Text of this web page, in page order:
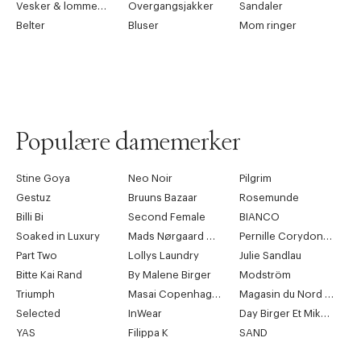
Vesker & lommebøker
Overgangsjakker
Sandaler
Belter
Bluser Mom ringer
Populære damemerker
Stine Goya Neo Noir
Pilgrim
Gestuz
Bruuns Bazaar
Rosemunde
Billi Bi
Second Female
BIANCO
Soaked in Luxury
Mads Nørgaard Copenhagen
Pernille Corydon Jewellery
Part Two
Lollys Laundry
Julie Sandlau
Bitte Kai Rand
By Malene Birger
Modström
Triumph
Masai Copenhagen
Magasin du Nord Collection
Selected
InWear
Day Birger Et Mikkelsen
YAS
Filippa K
SAND